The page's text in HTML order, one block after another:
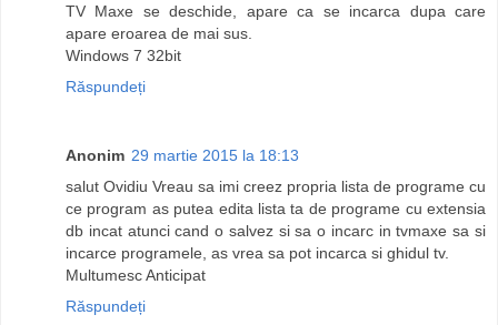
TV Maxe se deschide, apare ca se incarca dupa care
apare eroarea de mai sus.
Windows 7 32bit
Răspundeți
Anonim 29 martie 2015 la 18:13
salut Ovidiu Vreau sa imi creez propria lista de programe cu
ce program as putea edita lista ta de programe cu extensia
db incat atunci cand o salvez si sa o incarc in tvmaxe sa si
incarce programele, as vrea sa pot incarca si ghidul tv.
Multumesc Anticipat
Răspundeți